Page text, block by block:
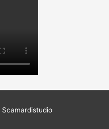
Scamardistudio